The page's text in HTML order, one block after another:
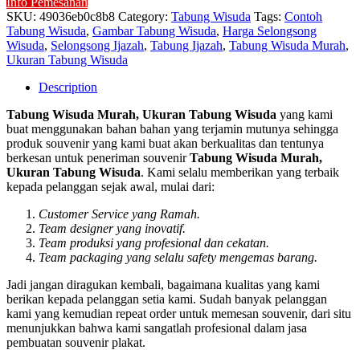
SKU: 49036eb0c8b8 Category: Tabung Wisuda Tags: Contoh
Tabung Wisuda, Gambar Tabung Wisuda, Harga Selongsong
Wisuda, Selongsong Ijazah, Tabung Ijazah, Tabung Wisuda Murah,
Ukuran Tabung Wisuda
Description
Tabung Wisuda Murah, Ukuran Tabung Wisuda yang kami
buat menggunakan bahan bahan yang terjamin mutunya sehingga
produk souvenir yang kami buat akan berkualitas dan tentunya
berkesan untuk peneriman souvenirTabung Wisuda Murah,
Ukuran Tabung Wisuda. Kami selalu memberikan yang terbaik
kepada pelanggan sejak awal, mulai dari:
Customer Service yang Ramah.
Team designer yang inovatif.
Team produksi yang profesional dan cekatan.
Team packaging yang selalu safety mengemas barang.
Jadi jangan diragukan kembali, bagaimana kualitas yang kami
berikan kepada pelanggan setia kami. Sudah banyak pelanggan
kami yang kemudian repeat order untuk memesan souvenir, dari situ
menunjukkan bahwa kami sangatlah profesional dalam jasa
pembuatan souvenir plakat.